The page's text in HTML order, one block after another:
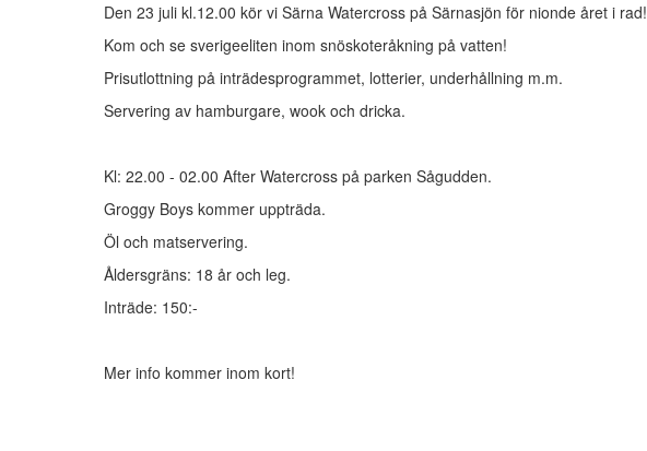
Den 23 juli kl.12.00 kör vi Särna Watercross på Särnasjön för nionde året i rad!
Kom och se sverigeeliten inom snöskoteråkning på vatten!
Prisutlottning på inträdesprogrammet, lotterier, underhållning m.m.
Servering av hamburgare, wook och dricka.
Kl: 22.00 - 02.00 After Watercross på parken Sågudden.
Groggy Boys kommer uppträda.
Öl och matservering.
Åldersgräns: 18 år och leg.
Inträde: 150:-
Mer info kommer inom kort!